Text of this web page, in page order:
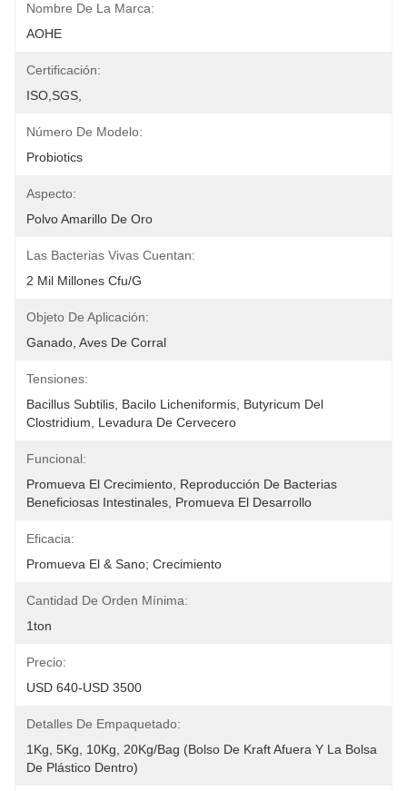
Nombre De La Marca:
AOHE
Certificación:
ISO,SGS,
Número De Modelo:
Probiotics
Aspecto:
Polvo Amarillo De Oro
Las Bacterias Vivas Cuentan:
2 Mil Millones Cfu/g
Objeto De Aplicación:
Ganado, Aves De Corral
Tensiones:
Bacillus Subtilis, Bacilo Licheniformis, Butyricum Del
Clostridium, Levadura De Cervecero
Funcional:
Promueva El Crecimiento, Reproducción De Bacterias
Beneficiosas Intestinales, Promueva El Desarrollo
Eficacia:
Promueva El & Sano; Crecimiento
Cantidad De Orden Mínima:
1ton
Precio:
USD 640-USD 3500
Detalles De Empaquetado:
1Kg, 5Kg, 10Kg, 20Kg/Bag (bolso De Kraft Afuera Y La Bolsa
De Plástico Dentro)